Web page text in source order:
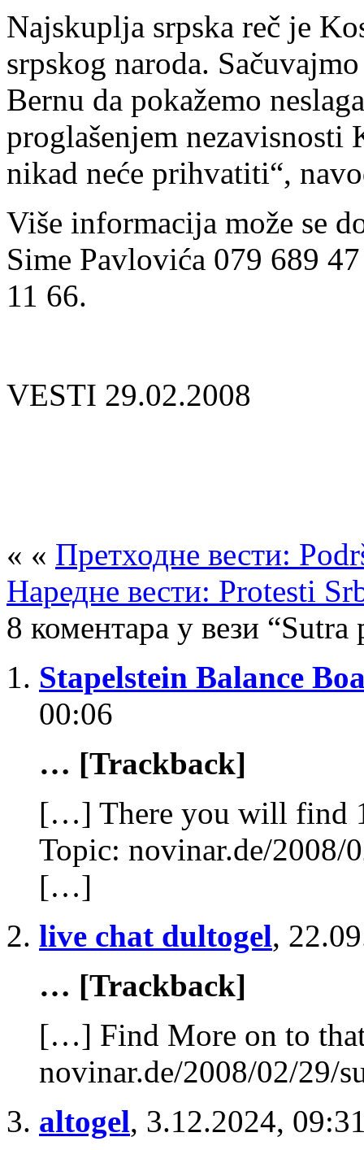
Najskuplja srpska reč je
srpskog naroda.
Bernu da pokažemo
proglašenjem
nikad neće prihvatiti“,
Više informacija može se
Sime Pavlovića 079 689
11 66.
VESTI 29.02.2008
« « Претходне вести:
Наредне вести: Protesti
8 коментара у вези
Stapelstein Balance
00:06
… [Trackback]
[…] There you will find
Topic: novinar.de/2008/
[…]
live chat dultogel,
… [Trackback]
[…] Find More on to
novinar.de/2008/02/29/
altogel, 3.12.2024,